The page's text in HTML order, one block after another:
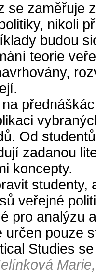
se zaměřuje
nikoli
budou
teorie
Od
zadanou
koncepty.
studenty,
veřejné
pro analýzu
určen pouze
Studies